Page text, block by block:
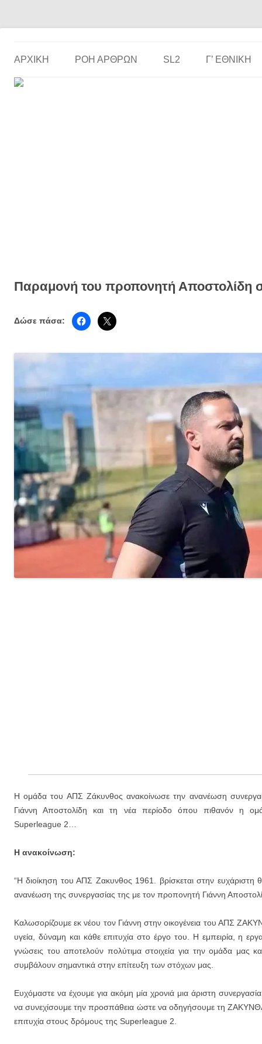
ΑΡΧΙΚΗ ΡΟΗ ΑΡΘΡΩΝ SL2 Γ’ ΕΘΝΙΚΉ
Παραμονή του προπονητή Αποστολίδη
Δώσε πάσα:
Η ομάδα του ΑΠΣ Ζάκυνθος ανακοίνωσε την ανανέωση
Γιάννη Αποστολίδη και τη νέα περίοδο όπου πιθανόν η
Superleague 2…
Η ανακοίνωση:
“Η διοίκηση του ΑΠΣ Ζακυνθος 1961. βρίσκεται στην ευχάριστη
ανανέωση της συνεργασίας της με τον προπονητή Γιάννη
Καλωσορίζουμε εκ νέου τον Γιάννη στην οικογένεια του ΑΠΣ
υγεία, δύναμη και κάθε επιτυχία στο έργο του. Η εμπειρία, η
γνώσεις του αποτελούν πολύτιμα στοιχεία για την ομάδα μας
συμβάλουν σημαντικά στην επίτευξη των στόχων μας.
Ευχόμαστε να έχουμε για ακόμη μία χρονιά μια άριστη συνεργασία
να συνεχίσουμε την προσπάθεια ώστε να οδηγήσουμε τη
επιτυχία στους δρόμους της Superleague 2.